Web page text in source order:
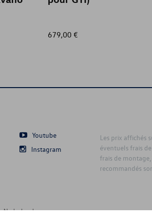
679,00 €
Youtube
Instagram
Les prix affichés
éventuels frais
frais de
recommandés
Nederlands